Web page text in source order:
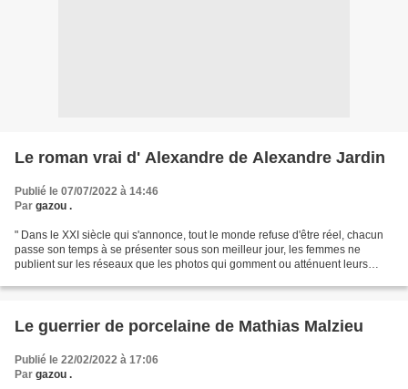
Le roman vrai d' Alexandre de Alexandre Jardin
Publié le 07/07/2022 à 14:46
Par gazou .
" Dans le XXI siècle qui s'annonce, tout le monde refuse d'être réel, chacun
passe son temps à se présenter sous son meilleur jour, les femmes ne
publient sur les réseaux que les photos qui gomment ou atténuent leurs
Le guerrier de porcelaine de Mathias Malzieu
Publié le 22/02/2022 à 17:06
Par gazou .